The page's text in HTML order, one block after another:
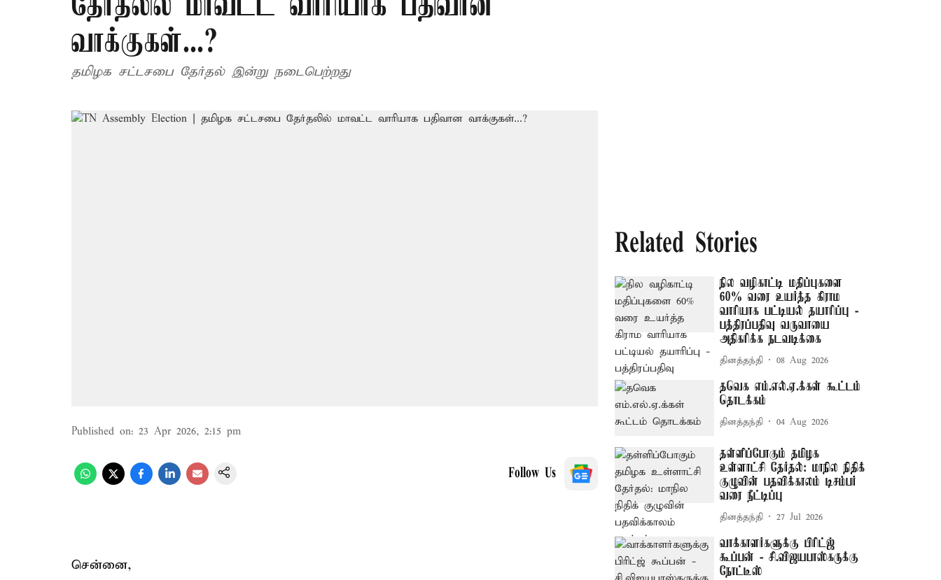
வாக்குகள்...?
தமிழக சட்டசபை தேர்தல் இன்று நடைபெற்றது
Published on: 23 Apr 2026, 2:15 pm
Follow Us
சென்னை,
Related Stories
நில வழிகாட்டி மதிப்புகளை
60% வரை உயர்த்த கிராம
வாரியாக பட்டியல் தயாரிப்பு -
பத்திரப்பதிவு வருவாயை
அதிகரிக்க நடவடிக்கை
தினத்தந்தி 08 Aug 2026
தவெக எம்.எல்.ஏ.க்கள் கூட்டம்
தொடக்கம்
தினத்தந்தி 04 Aug 2026
தள்ளிப்போகும் தமிழக
உள்ளாட்சி தேர்தல்: மாநில நிதிக்
குழுவின் பதவிக்காலம் டிசம்பர்
வரை நீட்டிப்பு
தினத்தந்தி 27 Jul 2026
வாக்காளர்களுக்கு பிரிட்ஜ்
கூப்பன் - சி.விஜயபாஸ்கருக்கு
நோட்டீஸ்